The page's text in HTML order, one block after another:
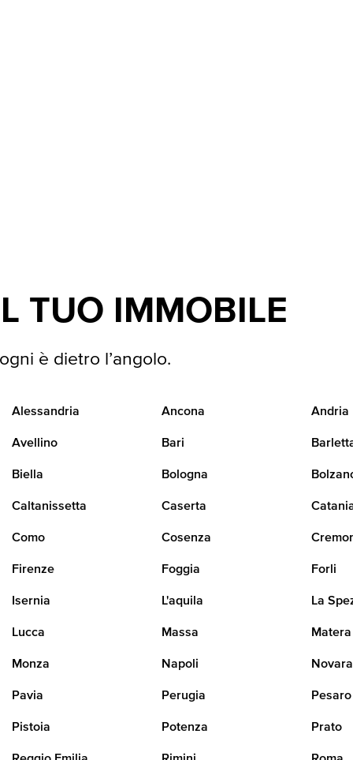
TUO IMMOBILE
è dietro l’angolo.
Alessandria Ancona Andria
Avellino Bari
Biella Bologna
Caltanissetta Caserta
Como Cosenza
Firenze Foggia Forli
Isernia L'aquila La
Lucca Massa Matera
Monza Napoli Novara
Pavia Perugia Pesaro
Pistoia Potenza Prato